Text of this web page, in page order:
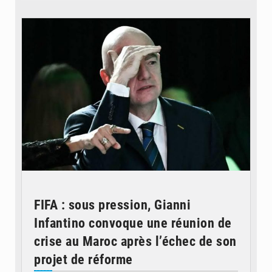
FIFA : sous pression, Gianni
Infantino convoque une réunion de
crise au Maroc après l’échec de son
projet de réforme